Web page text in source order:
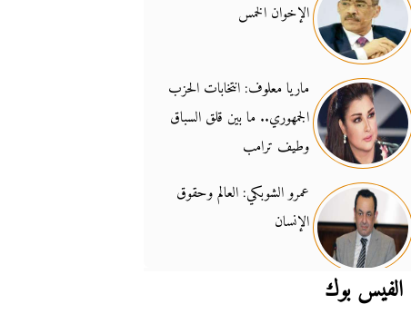
الإخوان الخمس
ماريا معلوف: انتخابات الحزب
الجمهوري.. ما بين قلق السباق
وطيف ترامب
عمرو الشوبكي: العالم وحقوق
الإنسان
الفيس بوك